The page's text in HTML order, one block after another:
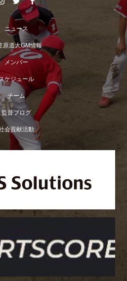
ニュース
原道大GM情報
メンバー
ケジュール
チーム
監督ブログ
会貢献活動